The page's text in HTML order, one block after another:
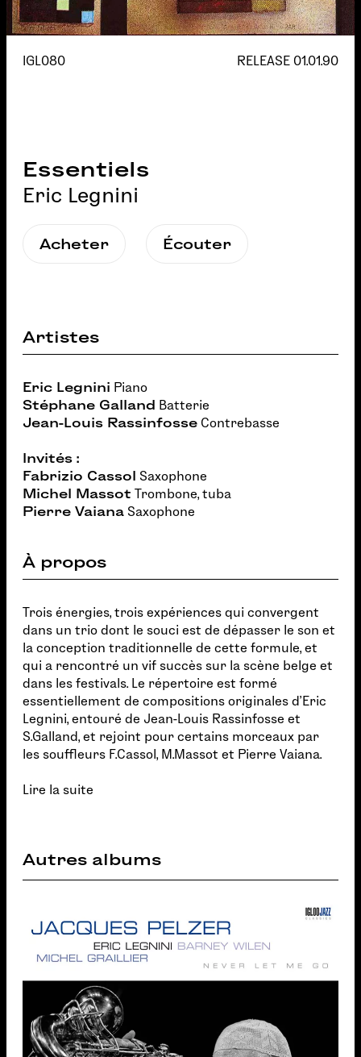
IGL080 RELEASE 01.01.90
Essentiels
Eric Legnini
Acheter Écouter
Artistes
Eric Legnini Piano
Stéphane Galland Batterie
Jean-Louis Rassinfosse Contrebasse
Invités :
Fabrizio Cassol
Saxophone
Michel Massot Trombone, tuba
Pierre Vaiana Saxophone
À propos
Trois énergies, trois expériences qui convergent
dans un trio dont le souci est de dépasser le son et
la conception traditionnelle de cette formule, et
qui a rencontré un vif succès sur la scène belge et
dans les festivals. Le répertoire est formé
essentiellement de compositions originales d'Eric
Legnini, entouré de Jean-Louis Rassinfosse et
S.Galland, et rejoint pour certains morceaux par
les souffleurs F.Cassol, M.Massot et Pierre Vaiana.
Lire la suite
Autres albums